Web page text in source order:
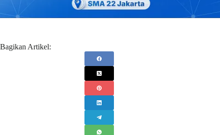
Bagikan Artikel: